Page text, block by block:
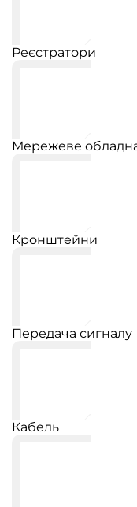
Реєстратори
Мережеве
Кронштейни
Передача сигналу
Кабель